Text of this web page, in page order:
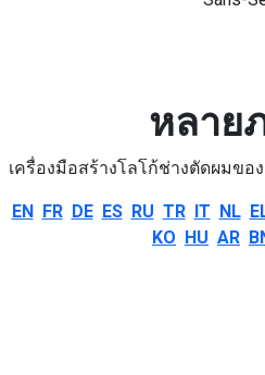
หลาย
เครื่องมือสร้างโลโก้ช่างตัดผมขอ
EN FR DE ES RU TR IT NL
KO HU AR